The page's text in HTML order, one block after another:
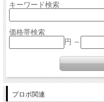
キーワード検索
価格帯検索
円 ～
プロポ関連